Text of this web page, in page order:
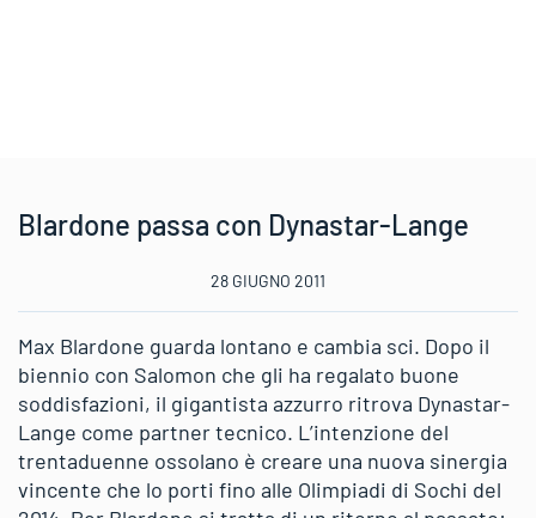
Blardone passa con Dynastar-Lange
28 GIUGNO 2011
Max Blardone guarda lontano e cambia sci. Dopo il
biennio con Salomon che gli ha regalato buone
soddisfazioni, il gigantista azzurro ritrova Dynastar-
Lange come partner tecnico. L’intenzione del
trentaduenne ossolano è creare una nuova sinergia
vincente che lo porti fino alle Olimpiadi di Sochi del